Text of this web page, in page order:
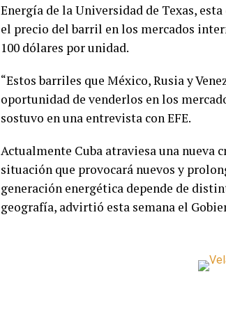
Energía de la Universidad de Texas,
el precio del barril en los mercados
100 dólares por unidad.
“Estos barriles que México, Rusia y
oportunidad de venderlos en los
sostuvo en una entrevista con EFE.
Actualmente Cuba atraviesa una nueva
situación que provocará nuevos y
generación energética depende de
geografía, advirtió esta semana el